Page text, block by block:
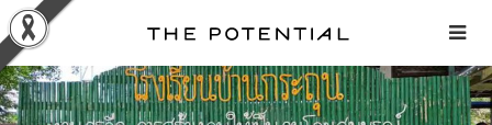
Skip
to
content